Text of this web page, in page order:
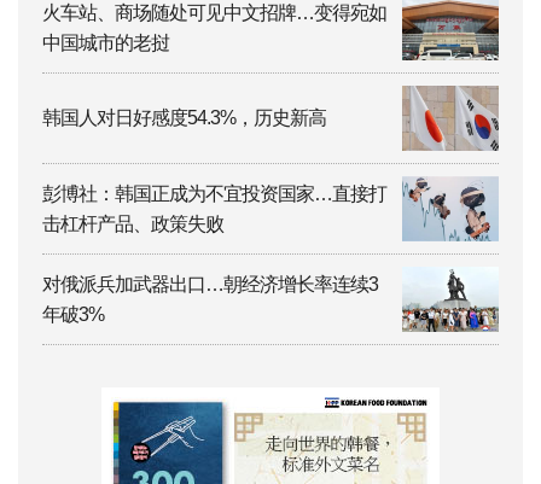
火车站、商场随处可见中文招牌…变得宛如
中国城市的老挝
韩国人对日好感度54.3%，历史新高
彭博社：韩国正成为不宜投资国家…直接打
击杠杆产品、政策失败
对俄派兵加武器出口…朝经济增长率连续3
年破3%